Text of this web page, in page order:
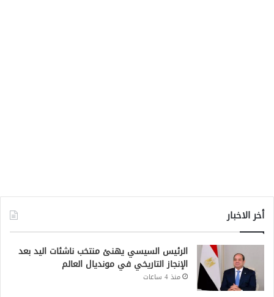
أخر الاخبار
الرئيس السيسي يهنئ منتخب ناشئات اليد بعد
الإنجاز التاريخي في مونديال العالم
منذ 4 ساعات